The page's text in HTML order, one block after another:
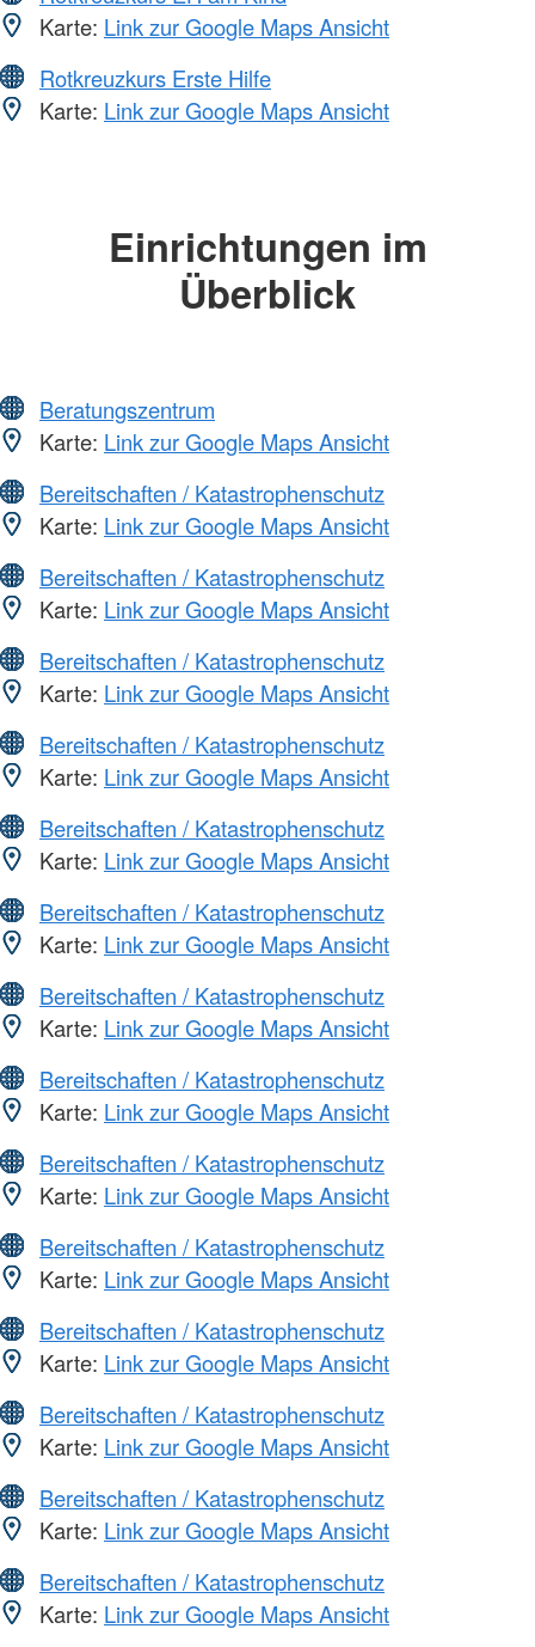
Karte: Link zur Google Maps Ansicht
Rotkreuzkurs Erste Hilfe
Karte: Link zur Google Maps Ansicht
Einrichtungen im
Überblick
Beratungszentrum
Karte: Link zur Google Maps Ansicht
Bereitschaften / Katastrophenschutz
Karte: Link zur Google Maps Ansicht
Bereitschaften / Katastrophenschutz
Karte: Link zur Google Maps Ansicht
Bereitschaften / Katastrophenschutz
Karte: Link zur Google Maps Ansicht
Bereitschaften / Katastrophenschutz
Karte: Link zur Google Maps Ansicht
Bereitschaften / Katastrophenschutz
Karte: Link zur Google Maps Ansicht
Bereitschaften / Katastrophenschutz
Karte: Link zur Google Maps Ansicht
Bereitschaften / Katastrophenschutz
Karte: Link zur Google Maps Ansicht
Bereitschaften / Katastrophenschutz
Karte: Link zur Google Maps Ansicht
Bereitschaften / Katastrophenschutz
Karte: Link zur Google Maps Ansicht
Bereitschaften / Katastrophenschutz
Karte: Link zur Google Maps Ansicht
Bereitschaften / Katastrophenschutz
Karte: Link zur Google Maps Ansicht
Bereitschaften / Katastrophenschutz
Karte: Link zur Google Maps Ansicht
Bereitschaften / Katastrophenschutz
Karte: Link zur Google Maps Ansicht
Bereitschaften / Katastrophenschutz
Karte: Link zur Google Maps Ansicht